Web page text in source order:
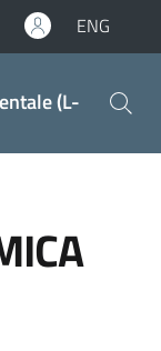
ENG
(L-